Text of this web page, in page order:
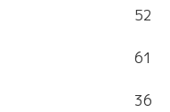
52
61
36